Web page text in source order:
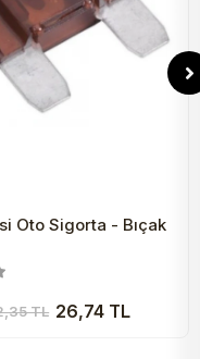
Sepete Ekle
Oto Sigorta - Bıçak
TL 26,74 TL